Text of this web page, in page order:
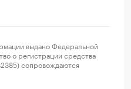
выдано Федеральной
о регистрации средства
сопровождаются